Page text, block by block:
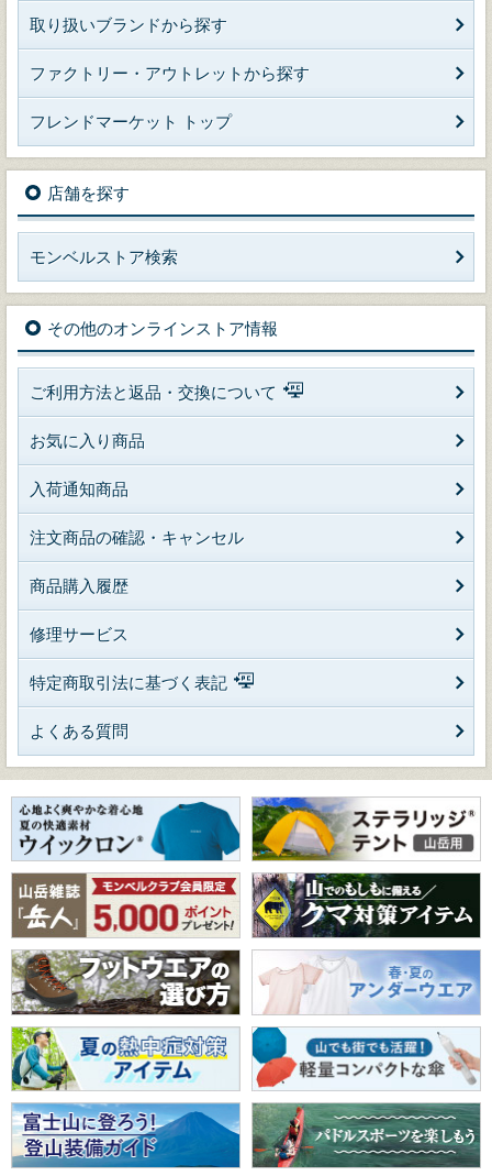
取り扱いブランドから探す
ファクトリー・アウトレットから探す
フレンドマーケット トップ
店舗を探す
モンベルストア検索
その他のオンラインストア情報
ご利用方法と返品・交換について
お気に入り商品
入荷通知商品
注文商品の確認・キャンセル
商品購入履歴
修理サービス
特定商取引法に基づく表記
よくある質問